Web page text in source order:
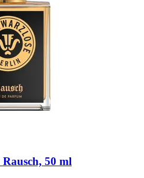
Rausch, 50 ml